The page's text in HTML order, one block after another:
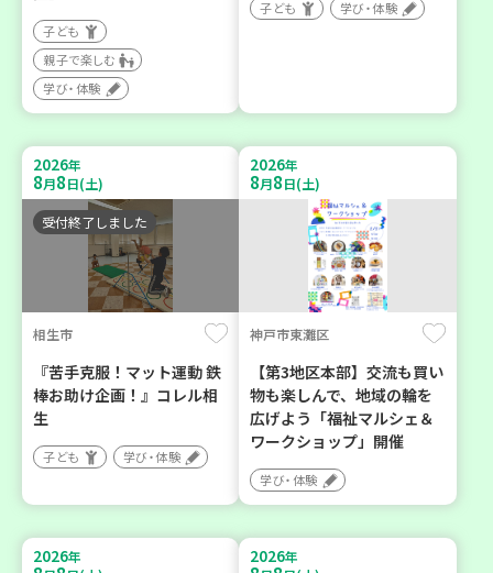
子ども
親子で楽しむ
学び・体験
子ども 学び・体験
2026年
8月8日(土)
受付終了しました
相生市
『苦手克服！マット運動 鉄
棒お助け企画！』コレル相
生
子ども 学び・体験
2026年
8月8日(土)
神戸市東灘区
【第3地区本部】交流も買い
物も楽しんで、地域の輪を
広げよう「福祉マルシェ＆
ワークショップ」開催
学び・体験
2026年 2026年